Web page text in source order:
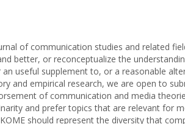
of communication studies and related
better, or reconceptualize the
useful supplement to, or a reasonable
and empirical research, we are open to
of communication and media
and prefer topics that are relevant for
should represent the diversity that